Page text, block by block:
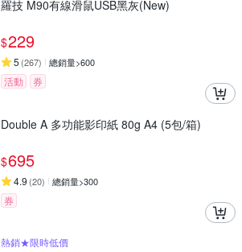
羅技 M90有線滑鼠USB黑灰(New)
$229
5 (267) 總銷量>600
活動 券
Double A 多功能影印紙 80g A4 (5包/箱)
$695
4.9 (20) 總銷量>300
券
熱銷★限時低價